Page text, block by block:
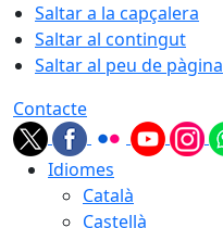
Saltar a la capçalera
Saltar al contingut
Saltar al peu de pàgina
Contacte
Idiomes
Català
Castellà